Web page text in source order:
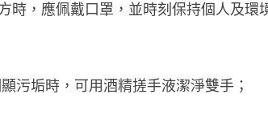
時，應佩戴口罩，並時刻保持個人及環
污垢時，可用酒精搓手液潔淨雙手；